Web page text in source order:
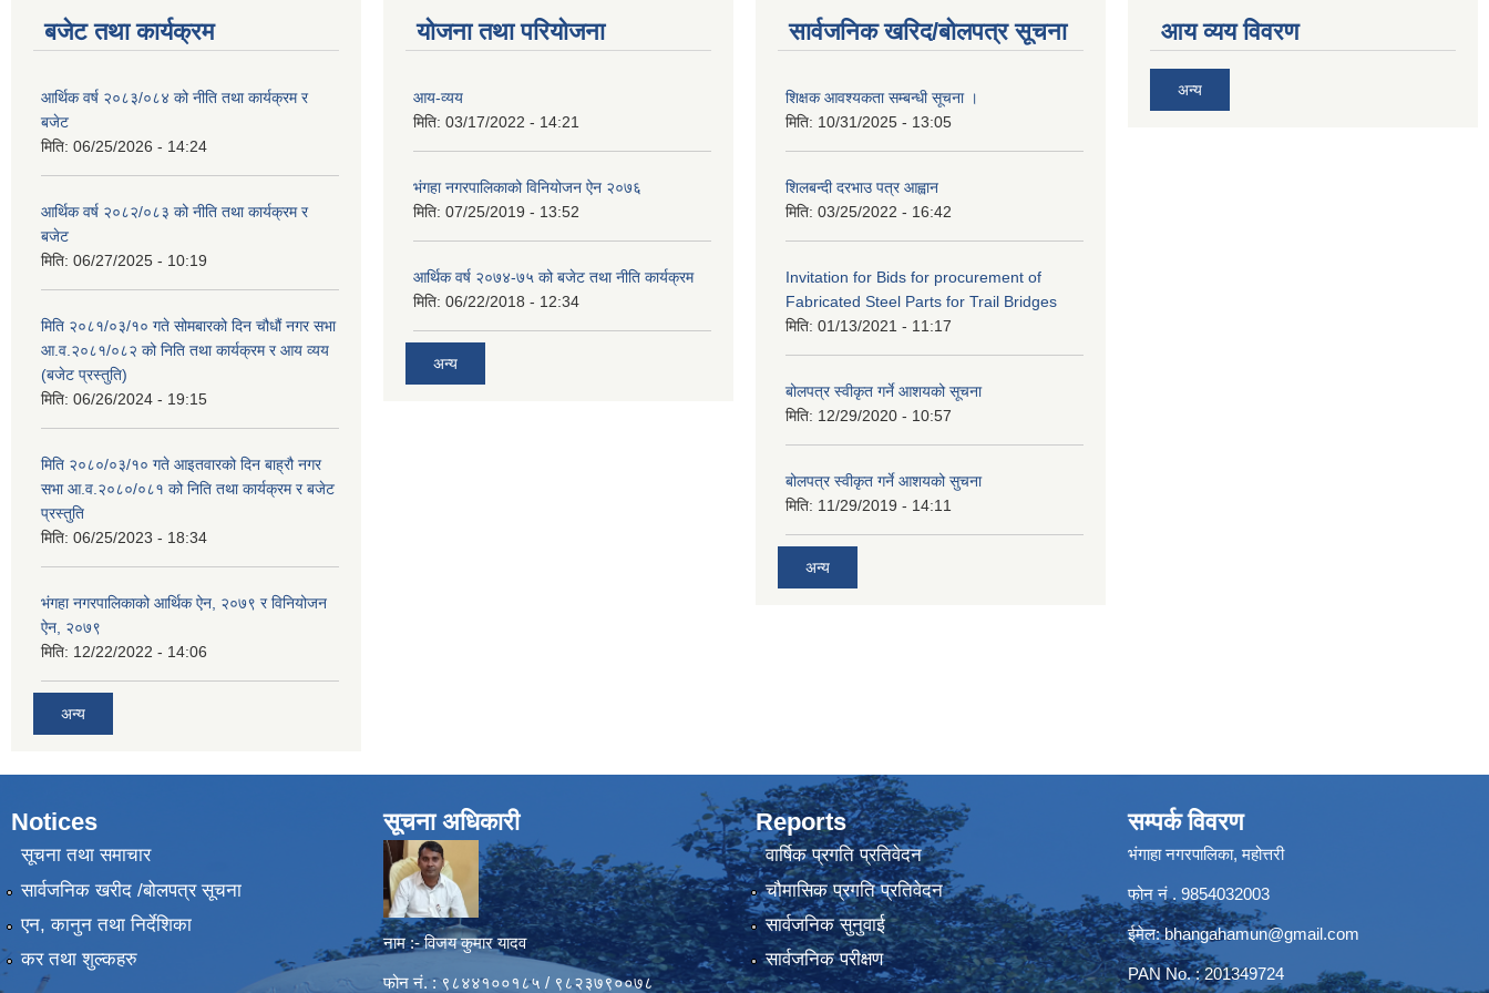
बजेट तथा कार्यक्रम
आर्थिक वर्ष २०८३/०८४ को नीति तथा कार्यक्रम र
बजेट
मिति: 06/25/2026 - 14:24
आर्थिक वर्ष २०८२/०८३ को नीति तथा कार्यक्रम र
बजेट
मिति: 06/27/2025 - 10:19
मिति २०८१/०३/१० गते सोमबारको दिन चौधौं नगर सभा
आ.व.२०८१/०८२ को निति तथा कार्यक्रम र आय व्यय
(बजेट प्रस्तुति)
मिति: 06/26/2024 - 19:15
मिति २०८०/०३/१० गते आइतवारको दिन बाह्रौ नगर
सभा आ.व.२०८०/०८१ को निति तथा कार्यक्रम र बजेट
प्रस्तुति
मिति: 06/25/2023 - 18:34
भंगहा नगरपालिकाको आर्थिक ऐन, २०७९ र विनियोजन
ऐन, २०७९
मिति: 12/22/2022 - 14:06
अन्य
योजना तथा परियोजना
आय-व्यय
मिति: 03/17/2022 - 14:21
भंगहा नगरपालिकाको विनियोजन ऐन २०७६
मिति: 07/25/2019 - 13:52
आर्थिक वर्ष २०७४-७५ को बजेट तथा नीति कार्यक्रम
मिति: 06/22/2018 - 12:34
अन्य
सार्वजनिक खरिद/बोलपत्र सूचना
शिक्षक आवश्यकता सम्बन्धी सूचना ।
मिति: 10/31/2025 - 13:05
शिलबन्दी दरभाउ पत्र आह्वान
मिति: 03/25/2022 - 16:42
Invitation for Bids for procurement of
Fabricated Steel Parts for Trail Bridges
मिति: 01/13/2021 - 11:17
बोलपत्र स्वीकृत गर्ने आशयको सूचना
मिति: 12/29/2020 - 10:57
बोलपत्र स्वीकृत गर्ने आशयको सुचना
मिति: 11/29/2019 - 14:11
अन्य
आय व्यय विवरण
अन्य
Notices
सूचना तथा समाचार
सार्वजनिक खरीद /बोलपत्र सूचना
एन, कानुन तथा निर्देशिका
कर तथा शुल्कहरु
सूचना अधिकारी
नाम :- विजय कुमार यादव
फोन नं. : ९८४४१००१८५ / ९८२३७९००७८
Reports
वार्षिक प्रगति प्रतिवेदन
चौमासिक प्रगति प्रतिवेदन
सार्वजनिक सुनुवाई
सार्वजनिक परीक्षण
सम्पर्क विवरण
भंगाहा नगरपालिका, महोत्तरी
फोन नं . 9854032003
ईमेल:bhangahamun@gmail.com
PAN No. : 201349724